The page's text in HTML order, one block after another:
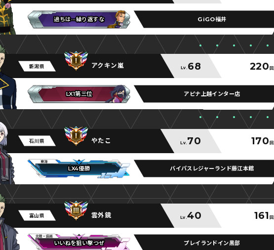
過ちは···繰り返すな
過ちは···繰り返すな
過ちは···繰り返すな GiGO福井
新潟県 アクキン嵐 Lv. 68 220回
LX1第三位
LX1第三位
LX1第三位 アピナ上越インター店
石川県 やたこ Lv. 70 170回
LX4優勝
LX4優勝
LX4優勝 バイパスレジャーランド藤江本館
富山県 雲外鏡 Lv. 40 161回
いいねを狙い撃つぜ
いいねを狙い撃つぜ
いいねを狙い撃つぜ プレイランドイン黒部